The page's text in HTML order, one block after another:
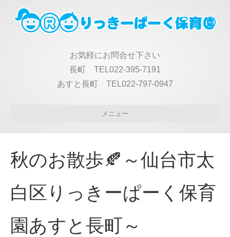
お気軽にお問合せ下さい
長町 TEL022-395-7191
あすと長町 TEL022-797-0947
メニュー
秋のお散歩🍂～仙台市太
白区りっきーぱーく保育
園あすと長町～